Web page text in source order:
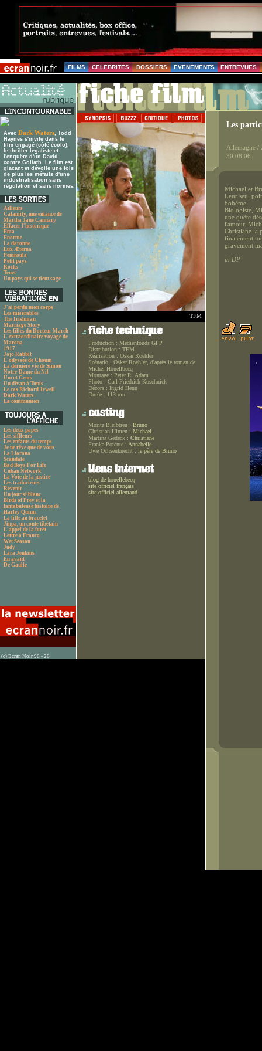
FILMS CELEBRITES DOSSIERS EVENEMENTS ENTREVUES
Avec Dark Waters, Todd
Haynes s'invite dans le
film engagé (côté écolo),
le thriller légaliste et
l'enquête d'un David
contre Goliath. Le film est
glaçant et dévoile une fois
de plus les méfaits d'une
industrialisation sans
régulation et sans normes.
Ailleurs
Calamity, une enfance de
Martha Jane Cannary
Effacer l'historique
Ema
Enorme
La daronne
Lux Æterna
Peninsula
Petit pays
Rocks
Tenet
Un pays qui se tient sage
J'ai perdu mon corps
Les misérables
The Irishman
Marriage Story
Les filles du Docteur March
L'extraordinaire voyage de
Marona
1917
Jojo Rabbit
L'odyssée de Choum
La dernière vie de Simon
Notre-Dame du Nil
Uncut Gems
Un divan à Tunis
Le cas Richard Jewell
Dark Waters
La communion
Les deux papes
Les siffleurs
Les enfants du temps
Je ne rêve que de vous
La Llorana
Scandale
Bad Boys For Life
Cuban Network
La Voie de la justice
Les traducteurs
Revenir
Un jour si blanc
Birds of Prey et la
fantabuleuse histoire de
Harley Quinn
La fille au bracelet
Jinpa, un conte tibétain
L'appel de la forêt
Lettre à Franco
Wet Season
Judy
Lara Jenkins
En avant
De Gaulle
(c) Ecran Noir 96 - 26
TFM
Production : Medienfonds GFP
Distribution : TFM
Réalisation : Oskar Roehler
Scénario : Oskar Roehler, d'après le roman de
Michel Houellbecq
Montage : Peter R. Adam
Photo : Carl-Friedrich Koschnick
Décors : Ingrid Henn
Durée : 113 mn
Moritz Bleibtreu : Bruno
Christian Ulmen : Michael
Martina Gedeck : Christiane
Franka Potente : Annabelle
Uwe Ochsenknecht : le père de Bruno
blog de houellebecq
site officiel français
site officiel allemand
Les
Allemagne /
30.08.06
Michael et
Leur seul
bohème.
Biologiste,
une quête
l'amour.
Christiane la
finalement
gravement
in DP